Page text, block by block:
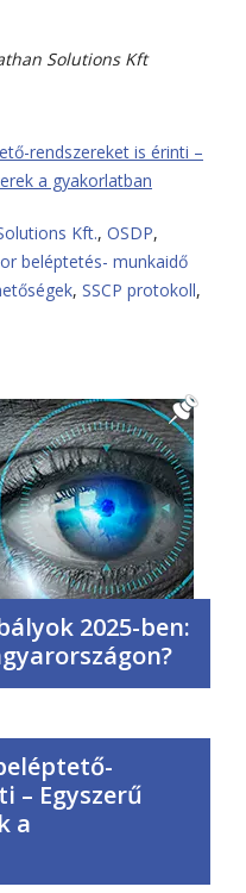
Solutions Kft
rendszereket is érinti –
a gyakorlatban
Kft., OSDP,
beléptetés- munkaidő
, SSCP protokoll,
2025-ben:
– Egyszerű
a